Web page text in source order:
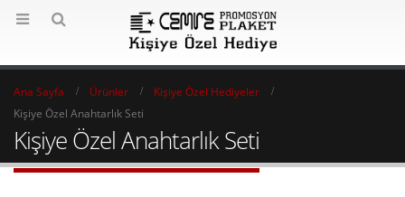
Ana Sayfa Ürünler
Kişiye Özel Hediyeler
Kişiye Özel Anahtarlık Seti
Kişiye Özel Anahtarlık Seti